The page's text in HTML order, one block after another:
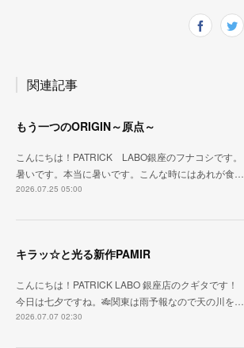
関連記事
もう一つのORIGIN～原点～
こんにちは！PATRICK LABO銀座のフナコシです。
暑いです。本当に暑いです。こんな時にはあれが食…
2026.07.25 05:00
キラッ☆と光る新作PAMIR
こんにちは！PATRICK LABO 銀座店のクギタです！
今日は七夕ですね。🎋関東は雨予報なので天の川を…
2026.07.07 02:30